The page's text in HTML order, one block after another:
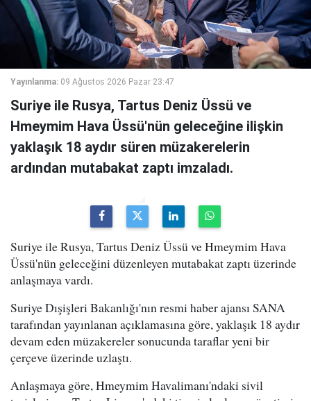
Yayınlanma: 09 Ağustos 2026 Pazar 23:47
Suriye ile Rusya, Tartus Deniz Üssü ve
Hmeymim Hava Üssü'nün geleceğine ilişkin
yaklaşık 18 aydır süren müzakerelerin
ardından mutabakat zaptı imzaladı.
Suriye ile Rusya, Tartus Deniz Üssü ve Hmeymim Hava
Üssü'nün geleceğini düzenleyen mutabakat zaptı üzerinde
anlaşmaya vardı.
Suriye Dışişleri Bakanlığı'nın resmi haber ajansı SANA
tarafından yayınlanan açıklamasına göre, yaklaşık 18 aydır
devam eden müzakereler sonucunda taraflar yeni bir
çerçeve üzerinde uzlaştı.
Anlaşmaya göre, Hmeymim Havalimanı'ndaki sivil